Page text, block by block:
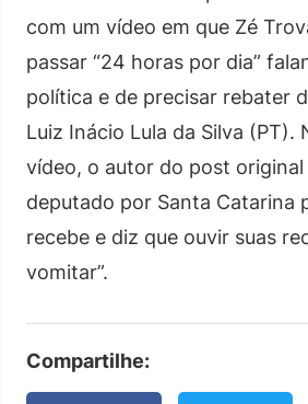
com um vídeo em que Zé
passar “24 horas por dia”
política e de precisar rebater
Luiz Inácio Lula da Silva (PT).
vídeo, o autor do post
deputado por Santa Catarina
recebe e diz que ouvir suas
vomitar”.
Compartilhe: